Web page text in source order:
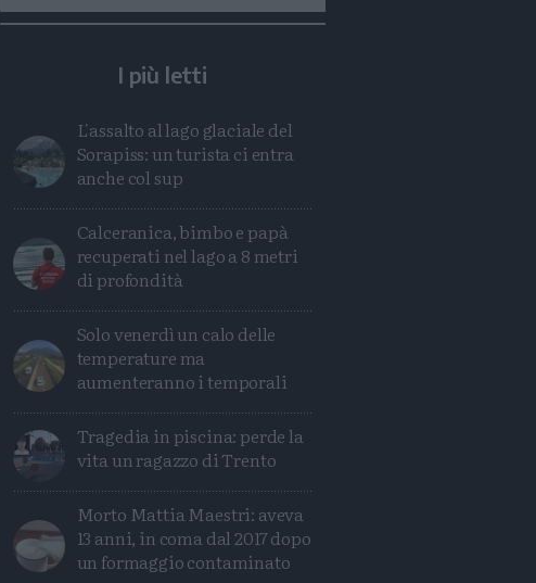
Condividi
Condividi
TwitterCondividi
Mail
I più letti
L'assalto al lago glaciale del
Sorapiss: un turista ci entra
anche col sup
Calceranica, bimbo e papà
recuperati nel lago a 8 metri
di profondità
Solo venerdì un calo delle
temperature ma
aumenteranno i temporali
Tragedia in piscina: perde la
vita un ragazzo di Trento
Morto Mattia Maestri: aveva
13 anni, in coma dal 2017 dopo
un formaggio contaminato